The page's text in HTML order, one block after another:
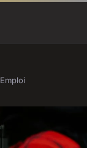
Emploi